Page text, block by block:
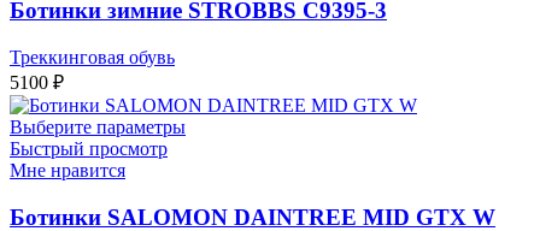
Ботинки зимние STROBBS C9395-3
Треккинговая обувь
5100 ₽
Выберите параметры
Быстрый просмотр
Мне нравится
Ботинки SALOMON DAINTREE MID GTX W